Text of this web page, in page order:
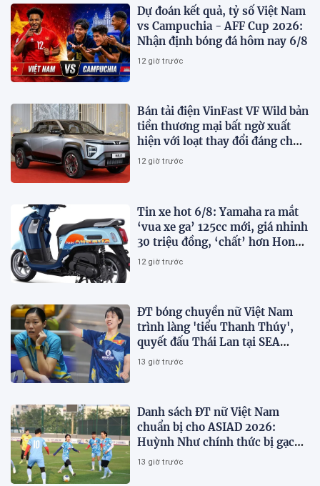
Dự đoán kết quả, tỷ số Việt Nam
vs Campuchia - AFF Cup 2026:
Nhận định bóng đá hôm nay 6/8
12 giờ trước
Bán tải điện VinFast VF Wild bản
tiền thương mại bất ngờ xuất
hiện với loạt thay đổi đáng chú
ý
12 giờ trước
Tin xe hot 6/8: Yamaha ra mắt
‘vua xe ga’ 125cc mới, giá nhỉnh
30 triệu đồng, ‘chất’ hơn Honda
Vision và SH Mode
12 giờ trước
ĐT bóng chuyền nữ Việt Nam
trình làng 'tiểu Thanh Thúy',
quyết đấu Thái Lan tại SEA
V.Cup 2026
13 giờ trước
Danh sách ĐT nữ Việt Nam
chuẩn bị cho ASIAD 2026:
Huỳnh Như chính thức bị gạch
tên
13 giờ trước